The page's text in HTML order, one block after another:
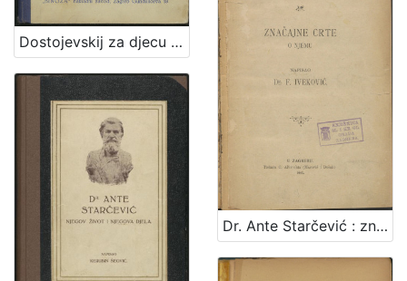
Dostojevskij za djecu / preveo i priredio Iso Velikanović
Dr. Ante Starčević : značajne crte o njemu / napisao F. Iveković